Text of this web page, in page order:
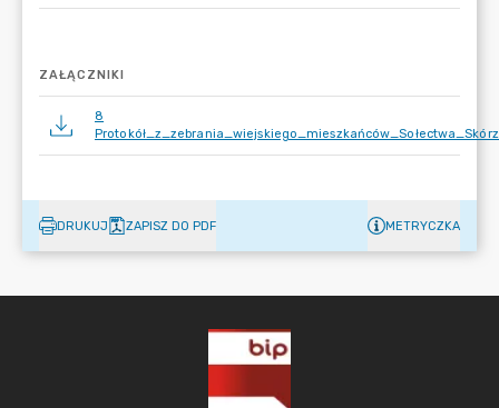
ZAŁĄCZNIKI
8
DRUKUJ ZAPISZ DO PDF METRYCZKA